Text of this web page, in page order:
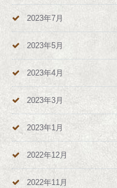
2023年7月
2023年5月
2023年4月
2023年3月
2023年1月
2022年12月
2022年11月